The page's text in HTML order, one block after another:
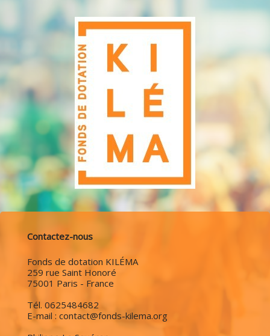
Contactez-nous
Fonds de dotation KILÉMA
259 rue Saint Honoré
75001 Paris - France
Tél. 0625484682
E-mail : contact@fonds-kilema.org